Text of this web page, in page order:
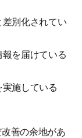
別化されてい
を届けている
施している
善の余地があ